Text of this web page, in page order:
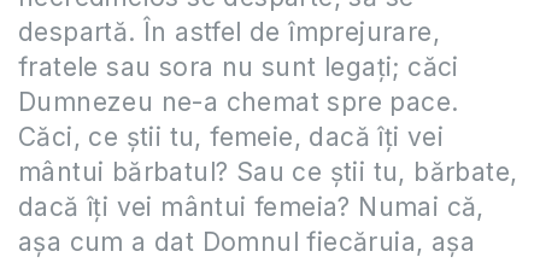
despartă. În astfel de împrejurare,
fratele sau sora nu sunt legaţi; căci
Dumnezeu ne-a chemat spre pace.
Căci, ce ştii tu, femeie, dacă îţi vei
mântui bărbatul? Sau ce ştii tu, bărbate,
dacă îţi vei mântui femeia? Numai că,
aşa cum a dat Domnul fiecăruia, aşa